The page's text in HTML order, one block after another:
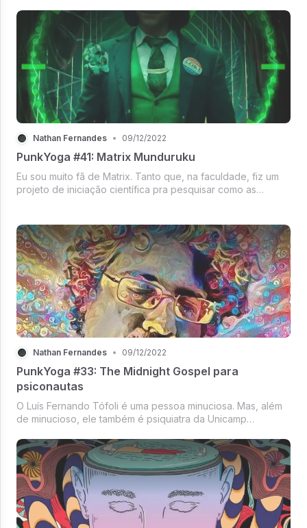
colocando em prática daqu...
Nathan Fernandes • 09/12/2022
PunkYoga #41: Matrix Munduruku
Eu sou muito fã de Matrix. Tanto que, na faculdade, fiz um
projeto de iniciação científica pra pesquisar como as
Galileu.
Nathan Fernandes • 09/12/2022
PunkYoga #33: The Midnight Gospel para
psiconautas
O Luís Fernando Tófoli é uma pessoa minuciosa. Mas, além
de minucioso, ele também é psiquiatra da Unicamp
terapêutico de ayahuasca e outros psicodélicos. Ao lado de
cientistas como Sidarta Rib...